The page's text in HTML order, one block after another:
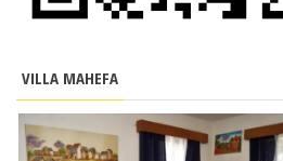
VILLA MAHEFA